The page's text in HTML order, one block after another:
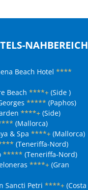
NAHBEREICH
Beach Hotel ****
Beach ****+(Side )
***** (Paphos)
****+(Side)
(Mallorca)
& Spa ****+(Mallorca)
(Teneriffa-Nord)
***** (Teneriffa-Nord)
****+(Gran
Sancti Petri ****+(Costa